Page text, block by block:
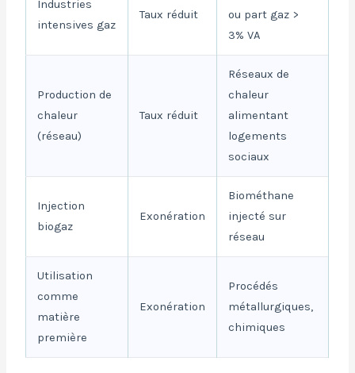
Industries
intensives gaz
Taux réduit
ou part gaz >
3% VA
Production de
chaleur
(réseau)
Taux réduit
Réseaux de
chaleur
alimentant
logements
sociaux
Injection
biogaz
Exonération
Biométhane
injecté sur
réseau
Utilisation
comme
matière
première
Exonération
Procédés
métallurgiques,
chimiques